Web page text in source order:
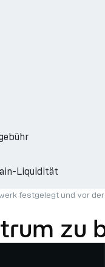
Liquidität
festgelegt und vor
zu